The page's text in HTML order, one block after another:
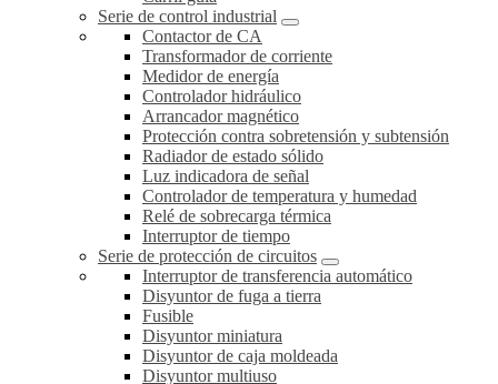
Serie de control industrial
Contactor de CA
Transformador de corriente
Medidor de energía
Controlador hidráulico
Arrancador magnético
Protección contra sobretensión y subtensión
Radiador de estado sólido
Luz indicadora de señal
Controlador de temperatura y humedad
Relé de sobrecarga térmica
Interruptor de tiempo
Serie de protección de circuitos
Interruptor de transferencia automático
Disyuntor de fuga a tierra
Fusible
Disyuntor miniatura
Disyuntor de caja moldeada
Disyuntor multiuso